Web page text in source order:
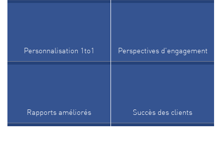
Personnalisation 1to1 Perspectives d'engagement
Rapports améliorés Succès des clients